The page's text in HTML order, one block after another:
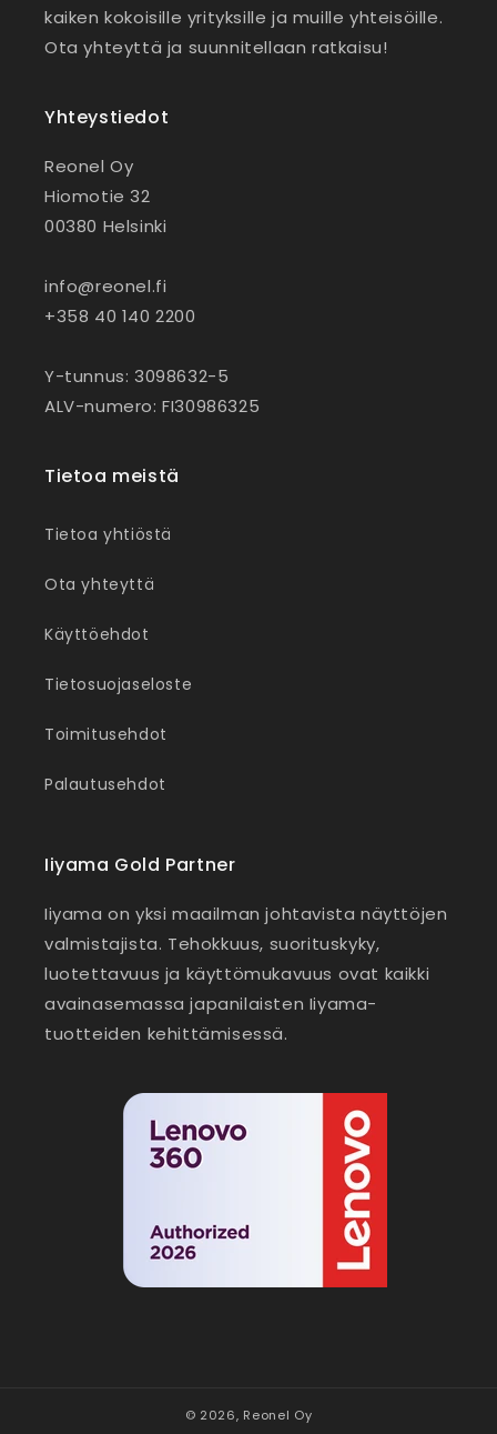
kaiken kokoisille yrityksille ja muille yhteisöille.
Ota yhteyttä ja suunnitellaan ratkaisu!
Yhteystiedot
Reonel Oy
Hiomotie 32
00380 Helsinki
info@reonel.fi
+358 40 140 2200
Y-tunnus: 3098632-5
ALV-numero: FI30986325
Tietoa meistä
Tietoa yhtiöstä
Ota yhteyttä
Käyttöehdot
Tietosuojaseloste
Toimitusehdot
Palautusehdot
Iiyama Gold Partner
Iiyama on yksi maailman johtavista näyttöjen
valmistajista. Tehokkuus, suorituskyky,
luotettavuus ja käyttömukavuus ovat kaikki
avainasemassa japanilaisten Iiyama-
tuotteiden kehittämisessä.
© 2026, Reonel Oy